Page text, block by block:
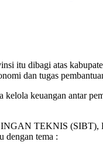
itu dibagi atas
dan tugas
keuangan antar
TEKNIS (SIBT),
dengan tema :